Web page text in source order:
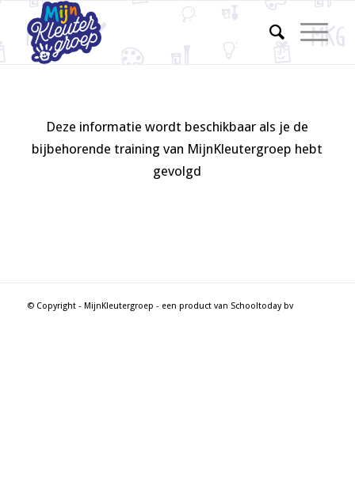
Deze informatie wordt beschikbaar als je de
bijbehorende training van MijnKleutergroep hebt
gevolgd
© Copyright - MijnKleutergroep - een product van Schooltoday bv